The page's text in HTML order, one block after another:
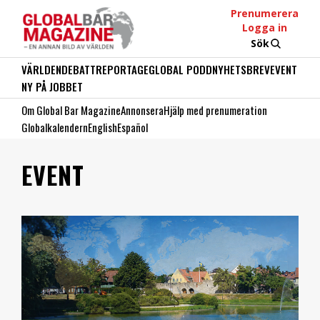
Prenumerera
Logga in
Sök
VÄRLDENDEBATTREPORTAGEGLOBAL PODDNYHETSBREVEVENT
NY PÅ JOBBET
Om Global Bar MagazineAnnonseraHjälp med prenumeration
GlobalkalendernEnglishEspañol
EVENT